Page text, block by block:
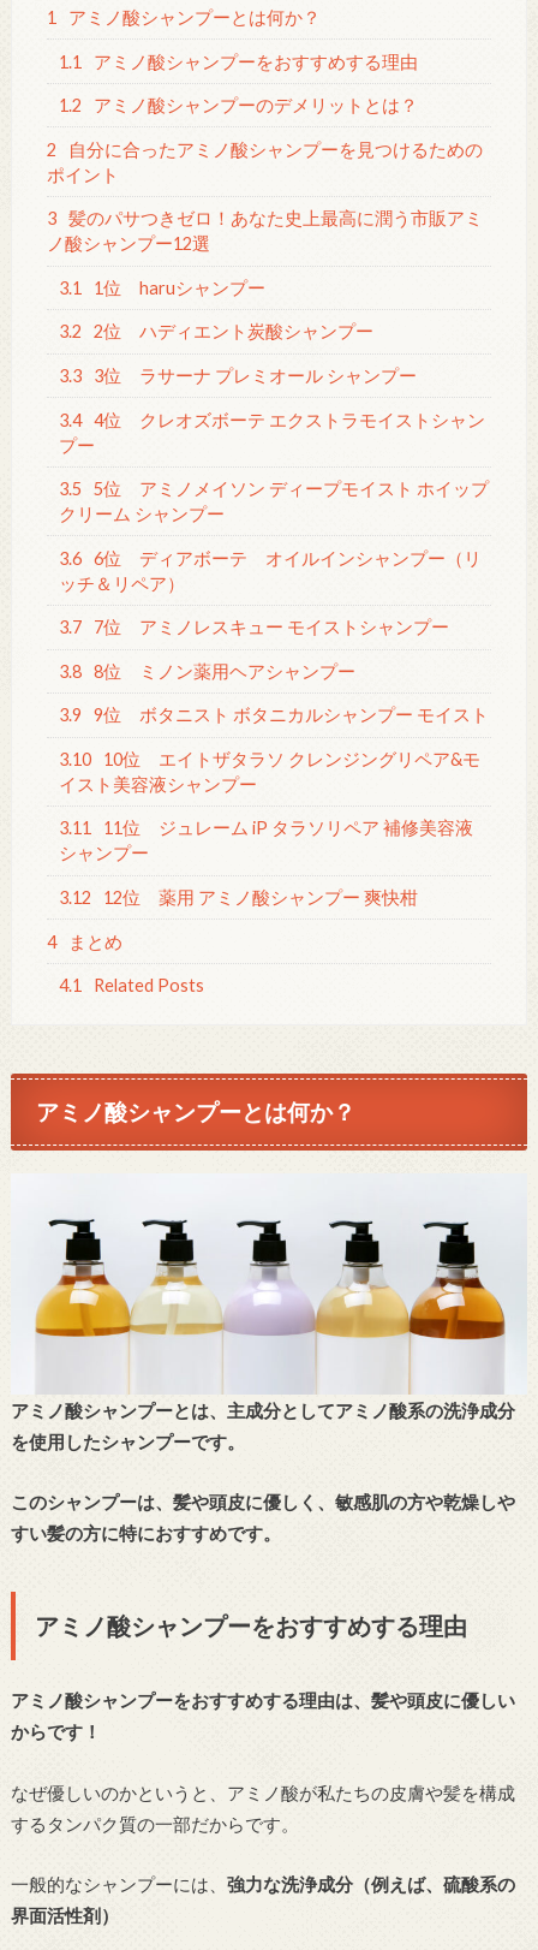
1 アミノ酸シャンプーとは何か？
1.1 アミノ酸シャンプーをおすすめする理由
1.2 アミノ酸シャンプーのデメリットとは？
2
自分に合ったアミノ酸シャンプーを見つけるための
ポイント
3 髪のパサつきゼロ！あなた史上最高に潤う市販アミ
ノ酸シャンプー12選
3.1 1位 haruシャンプー
3.2 2位 ハディエント炭酸シャンプー
3.3 3位 ラサーナ プレミオール シャンプー
3.4 4位 クレオズボーテ エクストラモイストシャン
プー
3.5
5位 アミノメイソン ディープモイスト ホイップ
クリーム シャンプー
3.6 6位 ディアボーテ オイルインシャンプー（リ
ッチ＆リペア）
3.7 7位 アミノレスキュー モイストシャンプー
3.8 8位 ミノン薬用ヘアシャンプー
3.9 9位 ボタニスト ボタニカルシャンプー モイスト
3.10
10位 エイトザタラソ クレンジングリペア&モ
イスト美容液シャンプー
3.11
11位 ジュレーム iP タラソリペア 補修美容液
シャンプー
3.12 12位 薬用 アミノ酸シャンプー 爽快柑
4 まとめ
4.1 Related Posts
アミノ酸シャンプーとは何か？
アミノ酸シャンプーとは、主成分としてアミノ酸系の洗浄成分
を使用したシャンプーです。
このシャンプーは、髪や頭皮に優しく、敏感肌の方や乾燥しや
すい髪の方に特におすすめです。
アミノ酸シャンプーをおすすめする理由
アミノ酸シャンプーをおすすめする理由は、髪や頭皮に優しい
からです！
なぜ優しいのかというと、アミノ酸が私たちの皮膚や髪を構成
するタンパク質の一部だからです。
一般的なシャンプーには、 強力な洗浄成分（例えば、硫酸系の
界面活性剤）